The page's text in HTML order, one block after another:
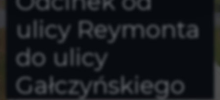
ulicy Reymonta
do ulicy
Gałczyńskiego